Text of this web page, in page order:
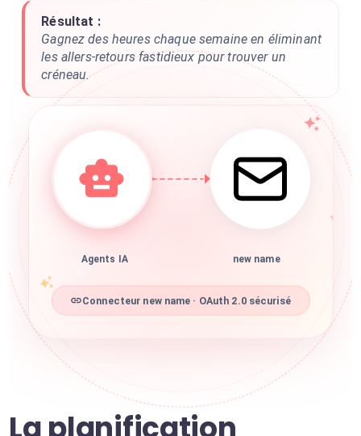
Résultat :
Gagnez des heures chaque semaine en éliminant
les allers-retours fastidieux pour trouver un
créneau.
Agents IA new name
Connecteur new name · OAuth 2.0 sécurisé